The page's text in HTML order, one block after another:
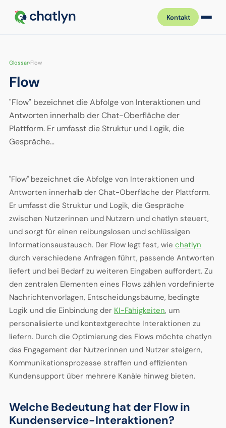
Kontakt
Glossar›Flow
Flow
"Flow" bezeichnet die Abfolge von Interaktionen und
Antworten innerhalb der Chat-Oberfläche der
Plattform. Er umfasst die Struktur und Logik, die
Gespräche…
"Flow" bezeichnet die Abfolge von Interaktionen und
Antworten innerhalb der Chat-Oberfläche der Plattform.
Er umfasst die Struktur und Logik, die Gespräche
zwischen Nutzerinnen und Nutzern und chatlyn steuert,
und sorgt für einen reibungslosen und schlüssigen
Informationsaustausch. Der Flow legt fest, wie chatlyn
durch verschiedene Anfragen führt, passende Antworten
liefert und bei Bedarf zu weiteren Eingaben auffordert. Zu
den zentralen Elementen eines Flows zählen vordefinierte
Nachrichtenvorlagen, Entscheidungsbäume, bedingte
Logik und die Einbindung der KI-Fähigkeiten, um
personalisierte und kontextgerechte Interaktionen zu
liefern. Durch die Optimierung des Flows möchte chatlyn
das Engagement der Nutzerinnen und Nutzer steigern,
Kommunikationsprozesse straffen und effizienten
Kundensupport über mehrere Kanäle hinweg bieten.
Welche Bedeutung hat der Flow in
Kundenservice-Interaktionen?